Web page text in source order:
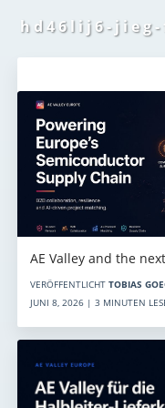
h d 4 6 l i j 6 - j i e g
AE Valley and the
VERÖFFENTLICHT TOBIAS
JUNI 8, 2026 | 3 MINUTEN